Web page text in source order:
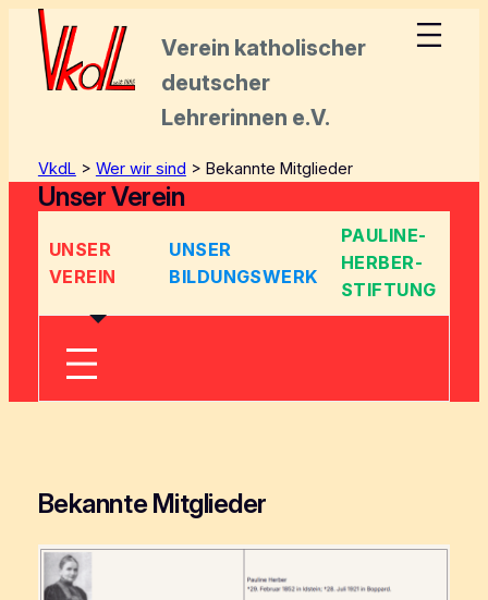
Zum
Inhalt
springen
Verein katholischer
deutscher
Lehrerinnen e.V.
VkdL > Wer wir sind > Bekannte Mitglieder
Unser Verein
UNSER
VEREIN
UNSER
BILDUNGSWERK
PAULINE-
HERBER-
STIFTUNG
Bekannte Mitglieder